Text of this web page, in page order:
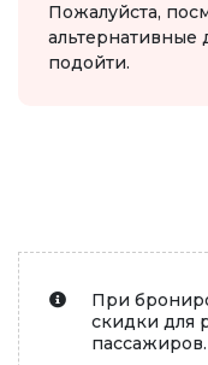
Пожалуйста,
альтернативные
подойти.
При
скидки для
пассажиров.